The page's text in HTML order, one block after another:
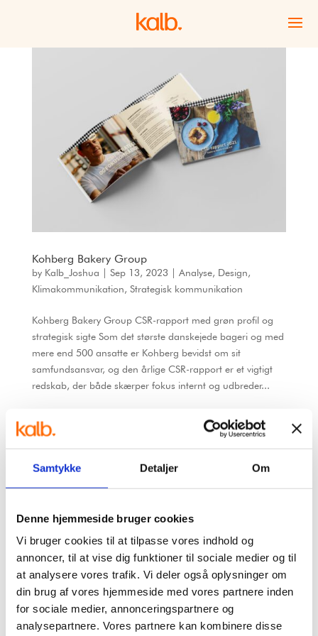
Samtykke Detaljer Om
Denne hjemmeside bruger cookies
Vi bruger cookies til at tilpasse vores indhold og
annoncer, til at vise dig funktioner til sociale medier og til
at analysere vores trafik. Vi deler også oplysninger om
din brug af vores hjemmeside med vores partnere inden
for sociale medier, annonceringspartnere og
analysepartnere. Vores partnere kan kombinere disse
Kohberg Bakery Group
by Kalb_Joshua Sep 13, 2023 Analyse, Design,
Klimakommunikation, Strategisk kommunikation
Kohberg Bakery Group CSR-rapport med grøn profil og
strategisk sigte Som det største danskejede bageri og med
mere end 500 ansatte er Kohberg bevidst om sit
samfundsansvar, og den årlige CSR-rapport er et vigtigt
redskab, der både skærper fokus internt og udbreder...
Search
Recent Posts
N.T. Bolig Pavillon
Klosterbiler
Fredericia Maskinmesterskole (FMS)
Vojens Gymnastik- og Idrætsefterskole (VGIE)
Recent Comments